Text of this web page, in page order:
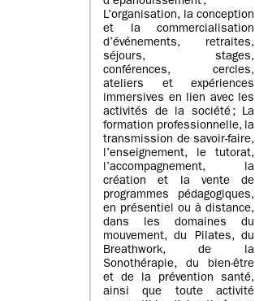
L’organisation, la conception
et la commercialisation
d’événements, retraites,
séjours, stages,
conférences, cercles,
ateliers et expériences
immersives en lien avec les
activités de la société ; La
formation professionnelle, la
transmission de savoir-faire,
l’enseignement, le tutorat,
l’accompagnement, la
création et la vente de
programmes pédagogiques,
en présentiel ou à distance,
dans les domaines du
mouvement, du Pilates, du
Breathwork, de la
Sonothérapie, du bien-être
et de la prévention santé,
ainsi que toute activité